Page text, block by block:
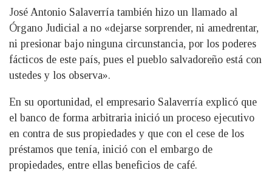
José Antonio Salaverría también hizo un llamado al
Órgano Judicial a no «dejarse sorprender, ni amedrentar,
ni presionar bajo ninguna circunstancia, por los poderes
fácticos de este país, pues el pueblo salvadoreño está con
ustedes y los observa».
En su oportunidad, el empresario Salaverría explicó que
el banco de forma arbitraria inició un proceso ejecutivo
en contra de sus propiedades y que con el cese de los
préstamos que tenía, inició con el embargo de
propiedades, entre ellas beneficios de café.